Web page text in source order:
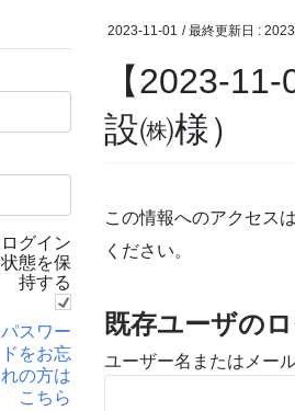
2023-11-01 / 最終更新日 :
【2023-
設㈱様）
この情報へのアクセス
ください。
既存ユーザの
ユーザー名またはメー
ログイン
状態を保
持する
パスワー
ドをお忘
れの方は
こちら